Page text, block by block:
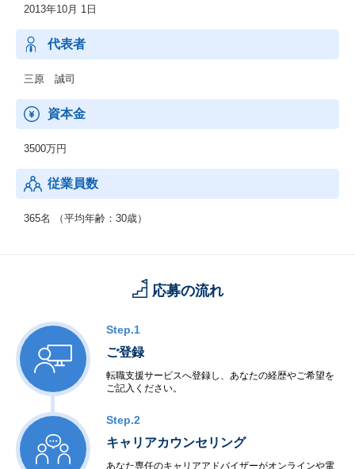
地方における安定した雇用を創出し、新たな人の流れによって将
来に渡り活力ある地域社会を構築していくために、地方の重要産
業である観光業界を支援します。
◆『hospitality Careers』
を強化します。
海外の先進事例を取り入れると同時に、日本国内での事業展開を
ある他国でも展開し、課題解決の好循環サイクルを回していくこ
とを目的としています。
2013年10月 1日
代表者
三原 誠司
資本金
3500万円
従業員数
365名 （平均年齢：30歳）
応募の流れ
Step.1
ご登録
転職支援サービスへ登録し、あなたの経歴やご希望を
ご記入ください。
Step.2
キャリアカウンセリング
あなた専任のキャリアアドバイザーがオンラインや電